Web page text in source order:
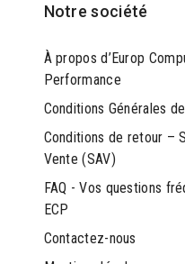
Notre société
À propos d’Europ
Performance
Conditions Générales
Conditions de retour –
Vente (SAV)
FAQ - Vos questions
ECP
Contactez-nous